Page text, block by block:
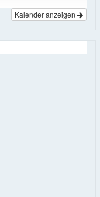
Kalender anzeigen